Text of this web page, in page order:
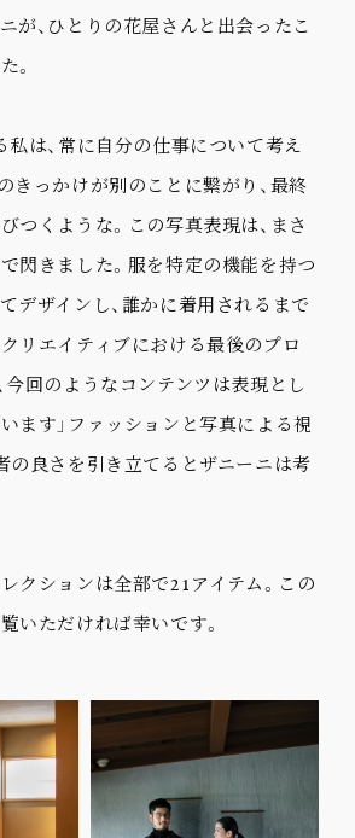
が、ひとりの花屋さんと出会ったこ
。
私は、常に自分の仕事について考え
きっかけが別のことに繋がり、最終
つくような。この写真表現は、まさ
閃きました。服を特定の機能を持つ
デザインし、誰かに着用されるまで
リエイティブにおける最後のプロ
今回のようなコンテンツは表現とし
ます」ファッションと写真による視
の良さを引き立てるとザニーニは考
クションは全部で21アイテム。この
いただければ幸いです。